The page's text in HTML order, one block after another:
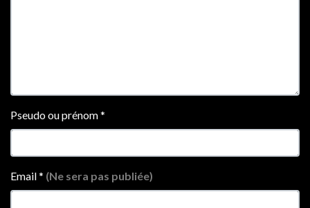
Pseudo ou prénom*
Email* (Ne sera pas publiée)